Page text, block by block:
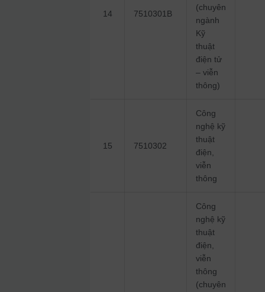
14 7510301B
(chuyên
ngành
Kỹ
thuật
điện tử
– viễn
thông)
15 7510302
Công
nghệ kỹ
thuật
điện,
viễn
thông
Công
nghệ kỹ
thuật
điện,
viễn
thông
(chuyên